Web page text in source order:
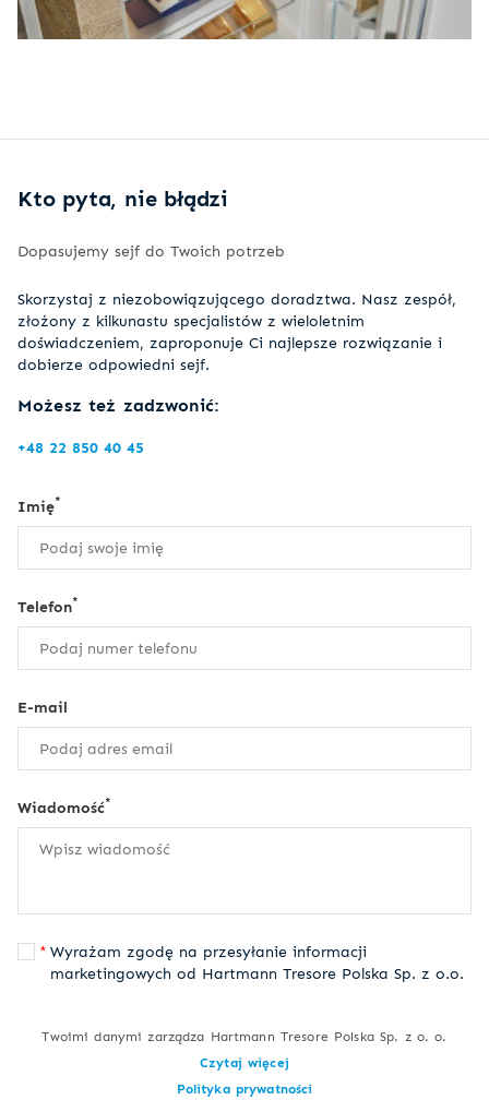
Kto pyta, nie błądzi
Dopasujemy sejf do Twoich potrzeb
Skorzystaj z niezobowiązującego doradztwa. Nasz zespół,
złożony z kilkunastu specjalistów z wieloletnim
doświadczeniem, zaproponuje Ci najlepsze rozwiązanie i
dobierze odpowiedni sejf.
Możesz też zadzwonić:
+48 22 850 40 45
Imię*
Telefon*
E-mail
Wiadomość*
Wyrażam zgodę na przesyłanie informacji
marketingowych od Hartmann Tresore Polska Sp. z o.o.
Twoimi danymi zarządza Hartmann Tresore Polska Sp. z o. o.
Czytaj więcej
Polityka prywatności